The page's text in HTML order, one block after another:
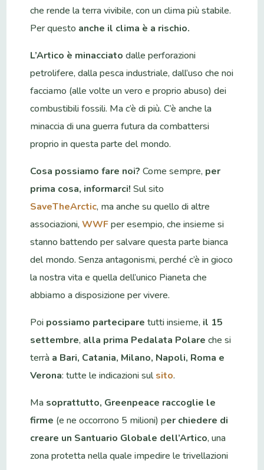
che rende la terra vivibile, con un clima più stabile.
Per questo anche il clima è a rischio.
L’Artico è minacciato dalle perforazioni
petrolifere, dalla pesca industriale, dall’uso che noi
facciamo (alle volte un vero e proprio abuso) dei
combustibili fossili. Ma c’è di più. C’è anche la
minaccia di una guerra futura da combattersi
proprio in questa parte del mondo.
Cosa possiamo fare noi? Come sempre, per
prima cosa, informarci! Sul sito
SaveTheArctic, ma anche su quello di altre
associazioni,WWFper esempio, che insieme si
stanno battendo per salvare questa parte bianca
del mondo. Senza antagonismi, perché c’è in gioco
la nostra vita e quella dell’unico Pianeta che
abbiamo a disposizione per vivere.
Poi possiamo partecipare tutti insieme, il 15
settembre, alla prima Pedalata Polare che si
terrà a Bari, Catania, Milano, Napoli, Roma e
Verona: tutte le indicazioni sulsito.
Ma soprattutto, Greenpeace raccoglie le
firme (e ne occorrono 5 milioni) per chiedere di
creare un Santuario Globale dell’Artico, una
zona protetta nella quale impedire le trivellazioni